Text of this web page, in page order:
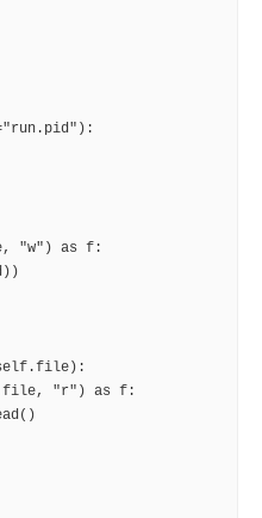
as f:
"r") as f: